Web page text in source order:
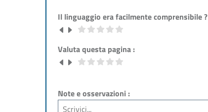
Il linguaggio era facilmente comprensibile ?
Valuta questa pagina :
Note e osservazioni :